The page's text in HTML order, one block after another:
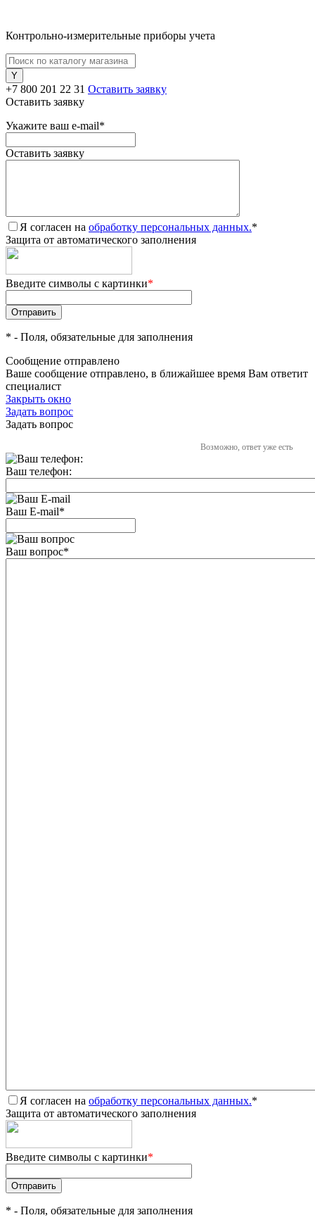
Контрольно-измерительные приборы учета
+7 800 201 22 31 Оставить заявку
Оставить заявку
Укажите ваш e-mail*
Оставить заявку
Я согласен на обработку персональных данных.*
Защита от автоматического заполнения
Введите символы с картинки*
* - Поля, обязательные для заполнения
Сообщение отправлено
Ваше сообщение отправлено, в ближайшее время Вам ответит
специалист
Закрыть окно
Задать вопрос
Задать вопрос
Возможно, ответ уже есть
Ваш телефон:
Ваш E-mail*
Ваш вопрос*
Я согласен на обработку персональных данных.*
Защита от автоматического заполнения
Введите символы с картинки*
* - Поля, обязательные для заполнения